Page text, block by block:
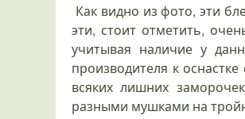
Как видно из фото, эти
эти, стоит отметить,
учитывая наличие у
производителя к
всяких лишних
разными мушками на